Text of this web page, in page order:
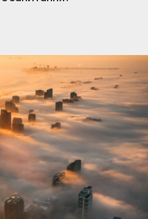
оголошення,
з потенційними
переконайтеся, що